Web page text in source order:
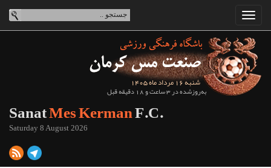
شنبه 16 مرداد ماه 1405
به‌روزشده در 3 ساعت و 18 دقیقه قبل
SanatMes KermanF.C.
Saturday 8 August 2026